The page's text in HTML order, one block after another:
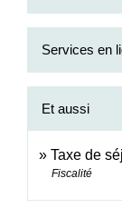
Services en
Et aussi
Taxe de
Fiscalité